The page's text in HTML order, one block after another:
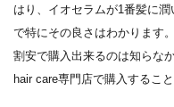
はり、イオセラムが1番髪に
で特にその良さはわかります
割安で購入出来るのは知らな
hair care専門店で購入するこ